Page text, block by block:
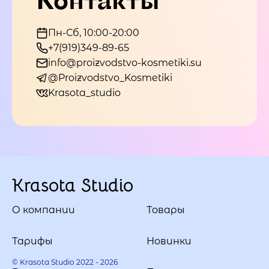
Пн-Сб, 10:00-20:00
+7(919)349-89-65
info@proizvodstvo-kosmetiki.su
@Proizvodstvo_Kosmetiki
Krasota_studio
Krasota Studio
© Krasota Studio 2022 - 2026
О компании Товары
Тарифы Новинки